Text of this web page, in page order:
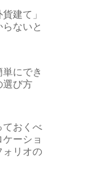
建て」
ないと
にでき
選び方
ておくべ
ーショ
ォリオの